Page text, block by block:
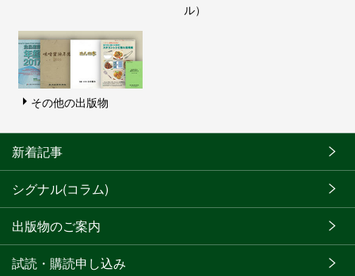
ル）
その他の出版物
新着記事
シグナル(コラム)
出版物のご案内
試読・購読申し込み